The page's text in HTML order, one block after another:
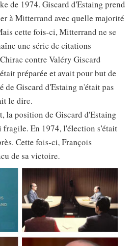
de 1974. Giscard d'Estaing prend
à Mitterrand avec quelle majorité
cette fois-ci, Mitterrand ne se
une série de citations
contre Valéry Giscard
préparée et avait pour but de
de Giscard d'Estaing n'était pas
le dire.
la position de Giscard d'Estaing
fragile. En 1974, l'élection s'était
Cette fois-ci, François
de sa victoire.